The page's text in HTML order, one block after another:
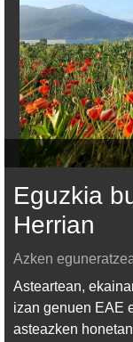
Eguzkia
Herrian
Azken
Asteartean,
izan genuen EAE
asteazken